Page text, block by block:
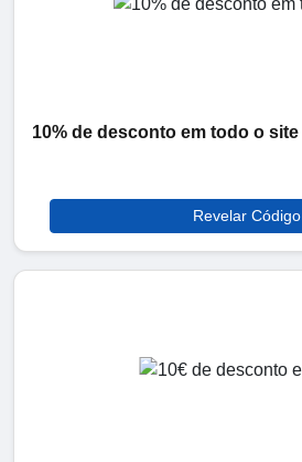
10% de desconto em todo o site
Revelar Código